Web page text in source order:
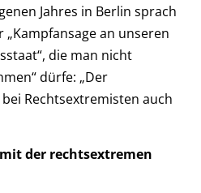
Jahres in Berlin sprach
an unseren
die man nicht
dürfe: „Der
Rechtsextremisten auch
der rechtsextremen